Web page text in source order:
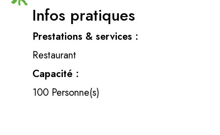
Infos pratiques
Prestations & services :
Restaurant
Capacité :
100 Personne(s)